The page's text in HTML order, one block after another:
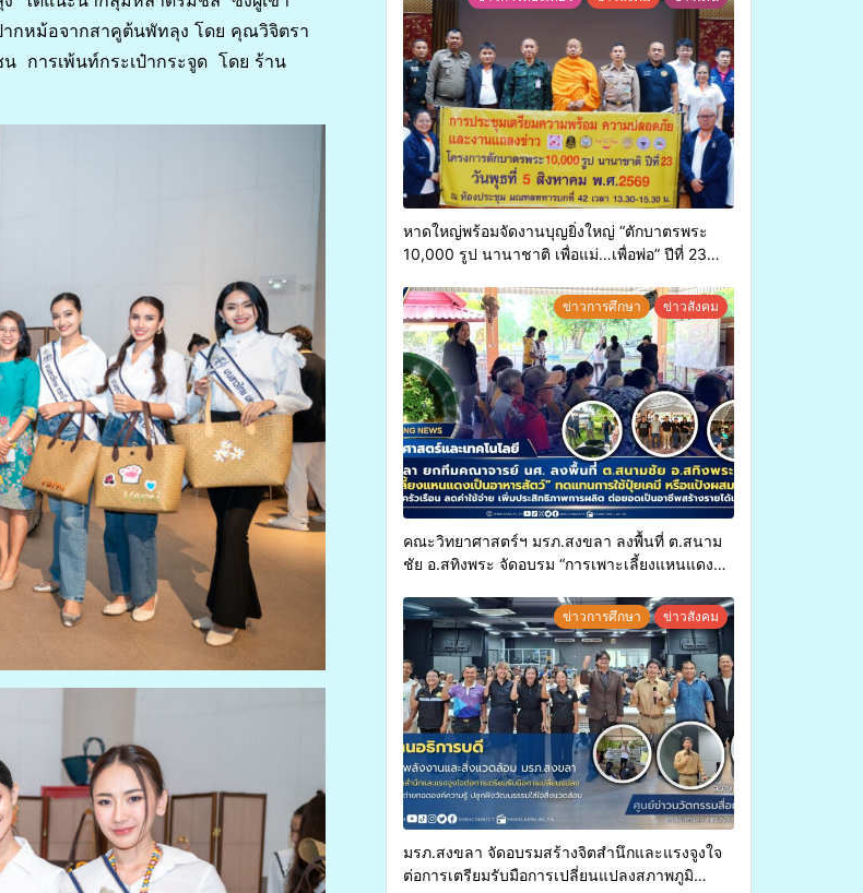
กหม้อจากสาคูต้นพัทลุง โดย คุณวิจิตรา
การเพ้นท์กระเป๋ากระจูด โดย ร้าน
หาดใหญ่พร้อมจัดงานบุญยิ่งใหญ่ “ตักบาตรพระ
10,000 รูป นานาชาติ เพื่อแม่…เพื่อพ่อ” ปีที่ 23
ประเพณีแห่งศรัทธา
ข่าวการศึกษา ข่าวสังคม
คณะวิทยาศาสตร์ฯ มรภ.สงขลา ลงพื้นที่ ต.สนาม
ชัย อ.สทิงพระ จัดอบรม “การเพาะเลี้ยงแหนแดง
ประสิทธิภาพการผลิต ต่อยอดสู่อาชีพเสริมใน
อนาคต
ข่าวการศึกษา ข่าวสังคม
มรภ.สงขลา จัดอบรมสร้างจิตสำนึกและแรงจูงใจ
ต่อการเตรียมรับมือการเปลี่ยนแปลงสภาพภูมิ